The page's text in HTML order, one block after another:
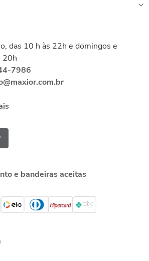
das 10 h às 22h e domingos e
20h
7986
e bandeiras aceitas